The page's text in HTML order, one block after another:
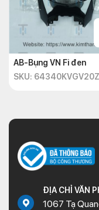
AB-Bụng VN Fi đen
SKU:
ĐỊA CHỈ VĂN
1067 Tạ